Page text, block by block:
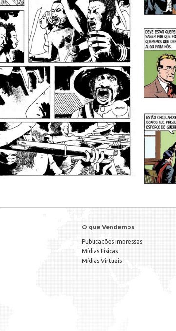
O que Vendemos
Publicações impressas
Mídias Físicas
Mídias Virtuais